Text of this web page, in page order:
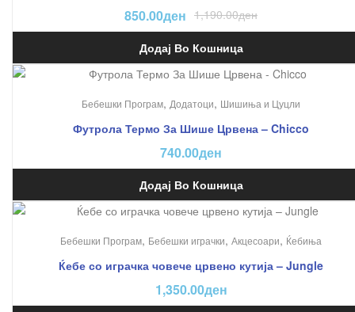
1,190.00ден
850.00ден
Додај Во Кошница
Бебешки Програм, Додатоци, Шишиња и Цуцли
Футрола Термо За Шише Црвена – Chicco
740.00ден
Додај Во Кошница
Бебешки Програм, Бебешки играчки, Акцесоари, Ќебиња
Ќебе со играчка човече црвено кутија – Jungle
1,350.00ден